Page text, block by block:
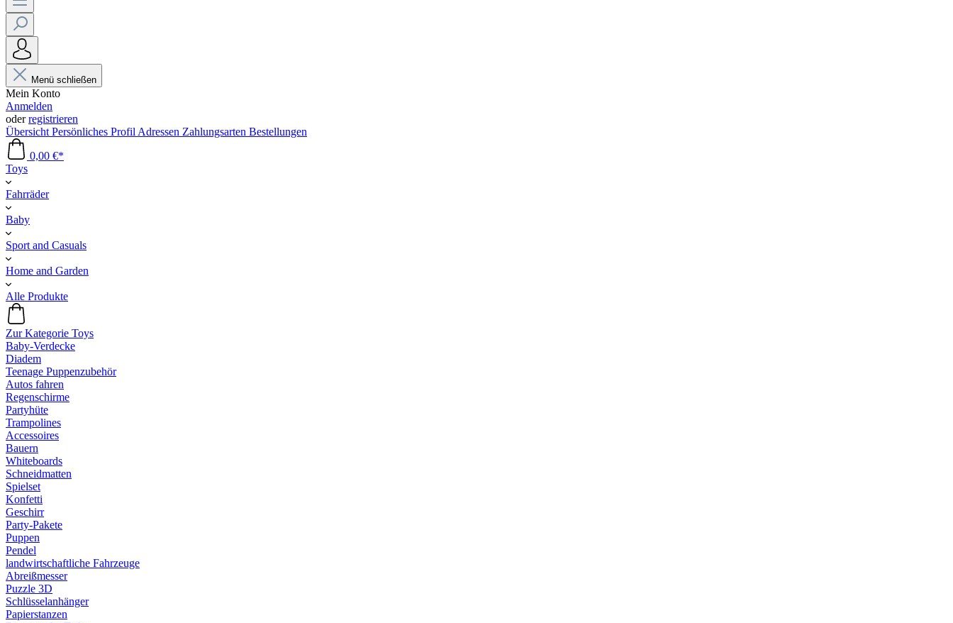
Menü schließen
Mein Konto
Anmelden
oderregistrieren
Übersicht Persönliches Profil Adressen Zahlungsarten Bestellungen
0,00 €*
Toys
Fahrräder
Baby
Sport and Casuals
Home and Garden
Alle Produkte
Zur Kategorie Toys
Baby-Verdecke
Diadem
Teenage Puppenzubehör
Autos fahren
Regenschirme
Partyhüte
Trampolines
Accessoires
Bauern
Whiteboards
Schneidmatten
Spielset
Konfetti
Geschirr
Party-Pakete
Puppen
Pendel
landwirtschaftliche Fahrzeuge
Abreißmesser
Puzzle 3D
Schlüsselanhänger
Papierstanzen